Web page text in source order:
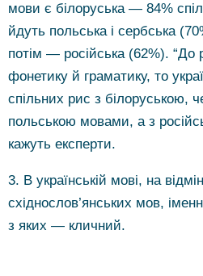
мови є білоруська — 84%
йдуть польська і сербська
потім — російська (62%). “До
фонетику й граматику, то
спільних рис з білоруською,
польською мовами, а з
кажуть експерти.
3. В українській мові, на
східнослов’янських мов,
з яких — кличний.